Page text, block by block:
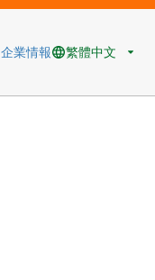
企業情報 繁體中文